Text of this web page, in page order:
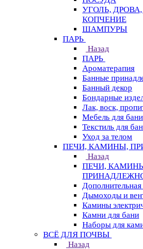
УГОЛЬ,
КОПЧЕНИЕ
ШАМПУРЫ
ПАРЬ
Назад
ПАРЬ
Ароматерапия
Банные
Банный декор
Бондарные
Лак, воск,
Мебель для бани
Текстиль для
Уход за телом
ПЕЧИ, КАМИНЫ,
Назад
ПЕЧИ,
Дымоходы и
Камины
Камни для бани
Наборы для
ВСЁ ДЛЯ ПОЧВЫ
Назад